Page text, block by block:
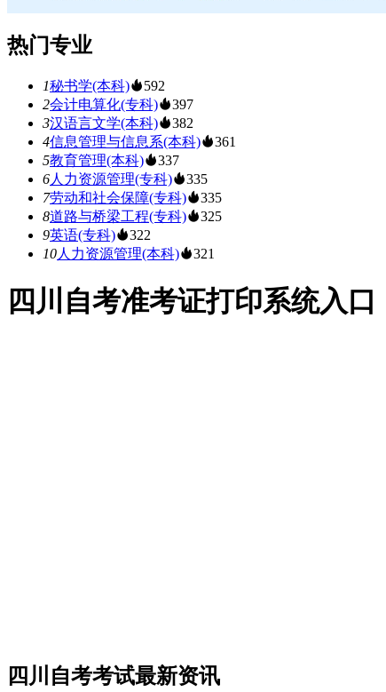
热门专业
1秘书学(本科)
592
2会计电算化(专科)
397
3汉语言文学(本科)
382
4信息管理与信息系(本科)
361
5教育管理(本科)
337
6人力资源管理(专科)
335
7劳动和社会保障(专科)
335
8道路与桥梁工程(专科)
325
9英语(专科)
322
10人力资源管理(本科) 321
四川自考准考证打印系统入口
四川自考考试最新资讯